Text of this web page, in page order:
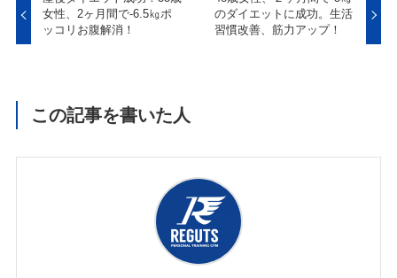
女性、2ヶ月間で-6.5㎏ポ
ッコリお腹解消！
のダイエットに成功。生活
習慣改善、筋力アップ！
この記事を書いた人